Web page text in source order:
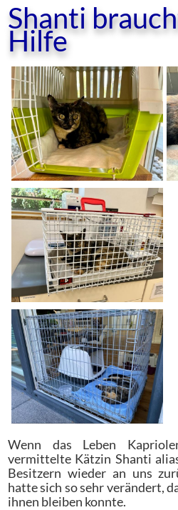
Shanti
Hilfe
Wenn das Leben
vermittelte Kätzin Shanti
Besitzern wieder an uns
hatte sich so sehr verändert,
ihnen bleiben konnte.